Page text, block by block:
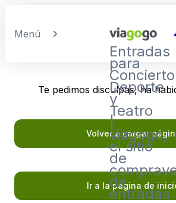
Menú
Entradas
para
Deporte
y
Teatro
|
viagogo,
el sitio
de
de
entradas
Te pedimos disculpas, ha
Volver a cargar
Ir a la página de